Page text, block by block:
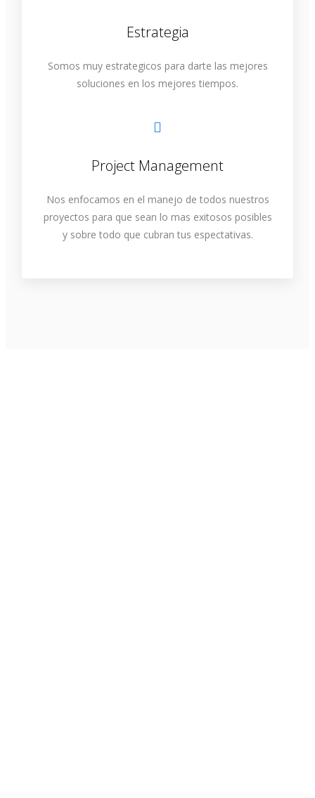
Estrategia
Somos muy estrategicos para darte las mejores
soluciones en los mejores tiempos.
Project Management
Nos enfocamos en el manejo de todos nuestros
proyectos para que sean lo mas exitosos posibles
y sobre todo que cubran tus espectativas.